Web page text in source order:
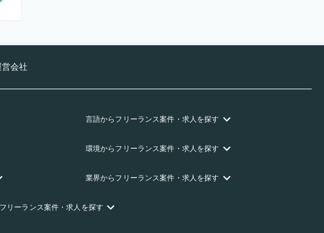
営会社
言語からフリーランス案件・求人を探す
環境からフリーランス案件・求人を探す
業界からフリーランス案件・求人を探す
リーランス案件・求人を探す